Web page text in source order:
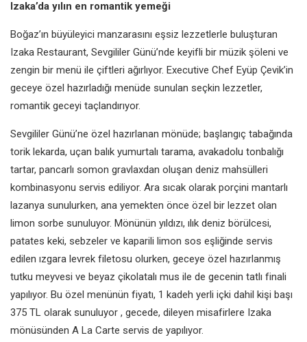
Izaka’da yılın en romantik yemeği
Boğaz’ın büyüleyici manzarasını eşsiz lezzetlerle buluşturan
Izaka Restaurant, Sevgililer Günü’nde keyifli bir müzik şöleni ve
zengin bir menü ile çiftleri ağırlıyor. Executive Chef Eyüp Çevik’in
geceye özel hazırladığı menüde sunulan seçkin lezzetler,
romantik geceyi taçlandırıyor.
Sevgililer Günü’ne özel hazırlanan mönüde; başlangıç tabağında
torik lekarda, uçan balık yumurtalı tarama, avakadolu tonbalığı
tartar, pancarlı somon gravlaxdan oluşan deniz mahsülleri
kombinasyonu servis ediliyor. Ara sıcak olarak porçini mantarlı
lazanya sunulurken, ana yemekten önce özel bir lezzet olan
limon sorbe sunuluyor. Mönünün yıldızı, ılık deniz börülcesi,
patates keki, sebzeler ve kaparili limon sos eşliğinde servis
edilen ızgara levrek filetosu olurken, geceye özel hazırlanmış
tutku meyvesi ve beyaz çikolatalı mus ile de gecenin tatlı finali
yapılıyor. Bu özel menünün fiyatı, 1 kadeh yerli içki dahil kişi başı
375 TL olarak sunuluyor , gecede, dileyen misafirlere Izaka
mönüsünden A La Carte servis de yapılıyor.